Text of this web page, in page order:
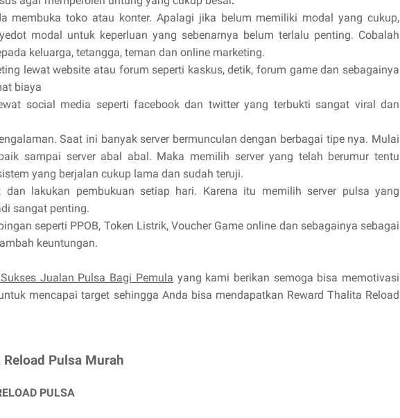
membuka toko atau konter. Apalagi jika belum memiliki modal yang cukup,
modal untuk keperluan yang sebenarnya belum terlalu penting. Cobalah
keluarga, tetangga, teman dan online marketing.
lewat website atau forum seperti kaskus, detik, forum game dan sebagainya
biaya
social media seperti facebook dan twitter yang terbukti sangat viral dan
Saat ini banyak server bermunculan dengan berbagai tipe nya. Mulai
sampai server abal abal. Maka memilih server yang telah berumur tentu
yang berjalan cukup lama dan sudah teruji.
dan lakukan pembukuan setiap hari. Karena itu memilih server pulsa yang
sangat penting.
seperti PPOB, Token Listrik, Voucher Game online dan sebagainya sebagai
keuntungan.
Jualan Pulsa Bagi Pemula yang kami berikan semoga bisa memotivasi
mencapai target sehingga Anda bisa mendapatkan Reward Thalita Reload
Pulsa Murah
PULSA